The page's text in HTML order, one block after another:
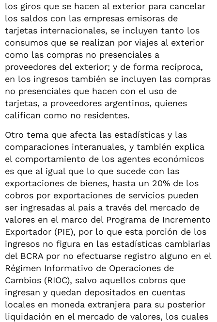
los giros que se hacen al exterior para cancelar
los saldos con las empresas emisoras de
tarjetas internacionales, se incluyen tanto los
consumos que se realizan por viajes al exterior
como las compras no presenciales a
proveedores del exterior; y de forma recíproca,
en los ingresos también se incluyen las compras
no presenciales que hacen con el uso de
tarjetas, a proveedores argentinos, quienes
califican como no residentes.
Otro tema que afecta las estadísticas y las
comparaciones interanuales, y también explica
el comportamiento de los agentes económicos
es que al igual que lo que sucede con las
exportaciones de bienes, hasta un 20% de los
cobros por exportaciones de servicios pueden
ser ingresadas al país a través del mercado de
valores en el marco del Programa de Incremento
Exportador (PIE), por lo que esta porción de los
ingresos no figura en las estadísticas cambiarias
del BCRA por no efectuarse registro alguno en el
Régimen Informativo de Operaciones de
Cambios (RIOC), salvo aquellos cobros que
ingresan y quedan depositados en cuentas
locales en moneda extranjera para su posterior
liquidación en el mercado de valores, los cuales